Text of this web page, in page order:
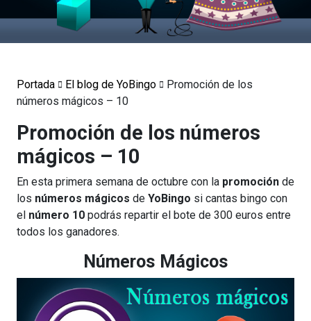
Portada El blog de YoBingo
Promoción de los
números mágicos – 10
Promoción de los números
mágicos – 10
En esta primera semana de octubre con la promoción de
los números mágicos de YoBingo si cantas bingo con
el número 10 podrás repartir el bote de 300 euros entre
todos los ganadores.
Números Mágicos